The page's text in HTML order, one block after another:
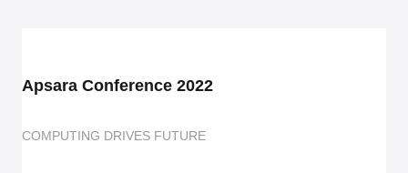
Apsara Conference 2022
COMPUTING DRIVES FUTURE